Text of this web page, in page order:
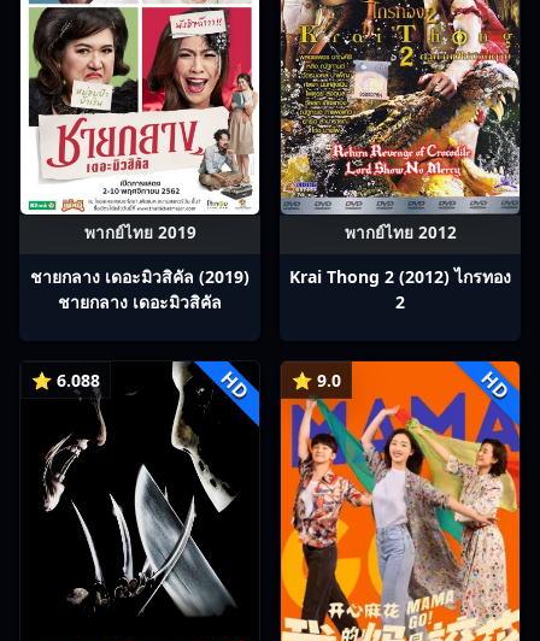
พากย์ไทย 2019
ชายกลาง เดอะมิวสิคัล (2019)
ชายกลาง เดอะมิวสิคัล
พากย์ไทย 2012
Krai Thong 2 (2012) ไกรทอง
2
⭐ 6.088 HD ⭐ 9.0 HD